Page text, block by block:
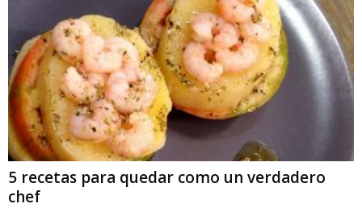
5 recetas para quedar como un verdadero
chef